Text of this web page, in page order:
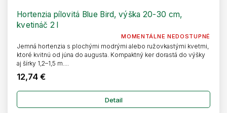
Hortenzia pílovitá Blue Bird, výška 20-30 cm,
kvetináč 2 l
MOMENTÁLNE NEDOSTUPNÉ
12,74 €
Detail
Jemná hortenzia s plochými modrými alebo ružovkastými kvetmi,
ktoré kvitnú od júna do augusta. Kompaktný ker dorastá do výšky
aj šírky 1,2–1,5 m....